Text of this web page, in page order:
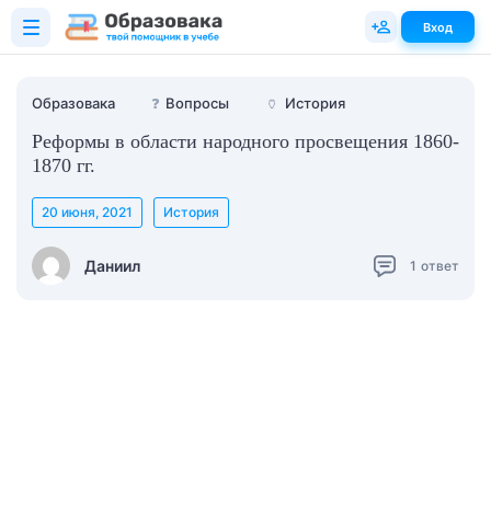
Образовака ❓ Вопросы 🏺 История
Реформы в области народного просвещения 1860-
1870 гг.
Даниил
20 июня, 2021 История
1 ответ
Вход